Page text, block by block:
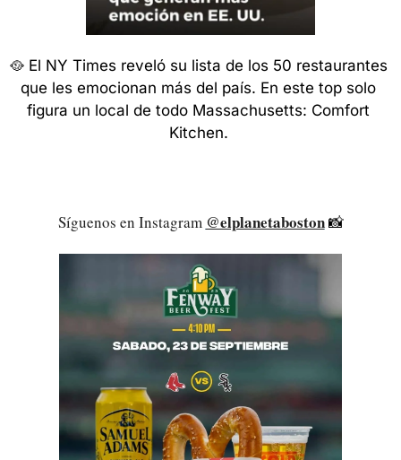
🥘 El NY Times reveló su lista de los 50 restaurantes
que les emocionan más del país. En este top solo
figura un local de todo Massachusetts: Comfort
Kitchen.
Síguenos en Instagram @elplanetaboston 📸